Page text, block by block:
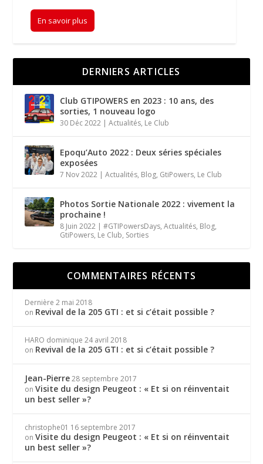
En savoir plus
DERNIERS ARTICLES
Club GTIPOWERS en 2023 : 10 ans, des
sorties, 1 nouveau logo
30 Déc 2022 |Actualités, Le Club
Epoqu’Auto 2022 : Deux séries spéciales
exposées
7 Nov 2022 |Actualités, Blog, GtiPowers, Le Club
Photos Sortie Nationale 2022 : vivement la
prochaine !
8 Juin 2022 |#GTIPowersDays,Actualités, Blog,
GtiPowers, Le Club, Sorties
COMMENTAIRES RÉCENTS
Dernière 2 mai 2018
on Revival de la 205 GTI : et si c’était possible ?
HARO dominique 24 avril 2018
on Revival de la 205 GTI : et si c’était possible ?
Jean-Pierre 28 septembre 2017
onVisite du design Peugeot : « Et si on réinventait
un best seller »?
christophe01 16 septembre 2017
onVisite du design Peugeot : « Et si on réinventait
un best seller »?